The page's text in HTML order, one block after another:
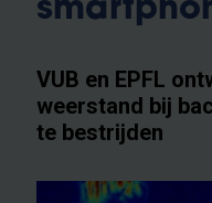
VUB en EPFL
weerstand bij
te bestrijden